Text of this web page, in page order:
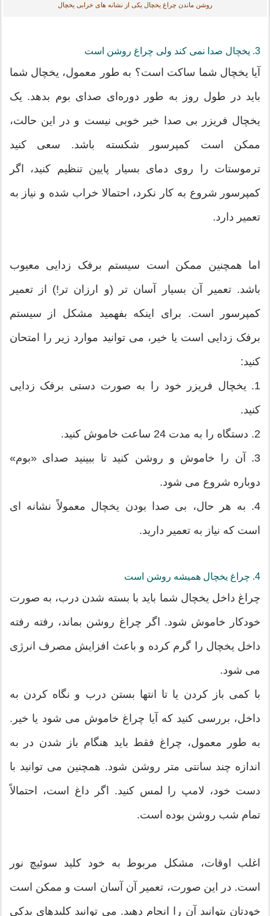
روشن ماندن چراغ یخچال یکی از نشانه های خرابی یخچال
3. یخچال صدا نمی کند ولی چراغ روشن است
آیا یخچال شما ساکت است؟ به طور معمول، یخچال شما
باید در طول روز به طور دوره‌ای صدای بوم بدهد. یک
یخچال فریزر بی صدا خبر خوبی نیست و در این حالت،
ممکن است کمپرسور شکسته باشد. سعی کنید
ترموستات را روی دمای بسیار پایین تنظیم کنید، اگر
کمپرسور شروع به کار نکرد، احتمالا خراب شده و نیاز به
تعمیر دارد.
اما همچنین ممکن است سیستم برفک زدایی معیوب
باشد. تعمیر آن بسیار آسان تر (و ارزان تر!) از تعمیر
کمپرسور است. برای اینکه بفهمید مشکل از سیستم
برفک زدایی است یا خیر، می توانید موارد زیر را امتحان
کنید:
1. یخچال فریزر خود را به صورت دستی برفک زدایی
کنید.
2. دستگاه را به مدت 24 ساعت خاموش کنید.
3. آن را خاموش و روشن کنید تا ببینید صدای «بوم»
دوباره شروع می شود.
4. به هر حال، بی صدا بودن یخچال معمولاً نشانه ای
است که نیاز به تعمیر دارید.
4. چراغ یخچال همیشه روشن است
چراغ داخل یخچال شما باید با بسته شدن درب، به صورت
خودکار خاموش شود. اگر چراغ روشن بماند، رفته رفته
داخل یخچال را گرم کرده و باعث افزایش مصرف انرژی
می شود.
با کمی باز کردن یا تا انتها بستن درب و نگاه کردن به
داخل، بررسی کنید که آیا چراغ خاموش می شود یا خیر.
به طور معمول، چراغ فقط باید هنگام باز شدن در به
اندازه چند سانتی متر روشن شود. همچنین می توانید با
دست خود، لامپ را لمس کنید. اگر داغ است، احتمالاً
تمام شب روشن بوده است.
اغلب اوقات، مشکل مربوط به خود کلید سوئیچ نور
است. در این صورت، تعمیر آن آسان است و ممکن است
خودتان بتوانید آن را انجام دهید. می توانید کلیدهای یدکی